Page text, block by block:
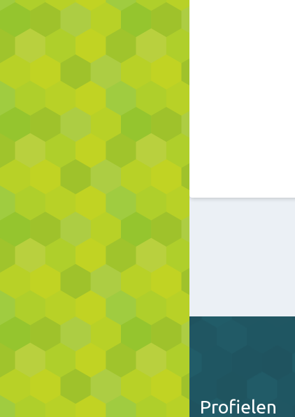
Profielen